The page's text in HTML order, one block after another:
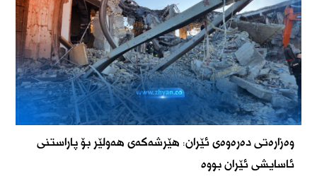
وەزارەتی دەرەوەی ئێران: هێرشەکەی هەولێر بۆ پاراستنی
ئاسایشی ئێران بووە